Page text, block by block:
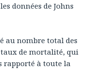
données de Johns
au nombre total des
de mortalité, qui
rapporté à toute la